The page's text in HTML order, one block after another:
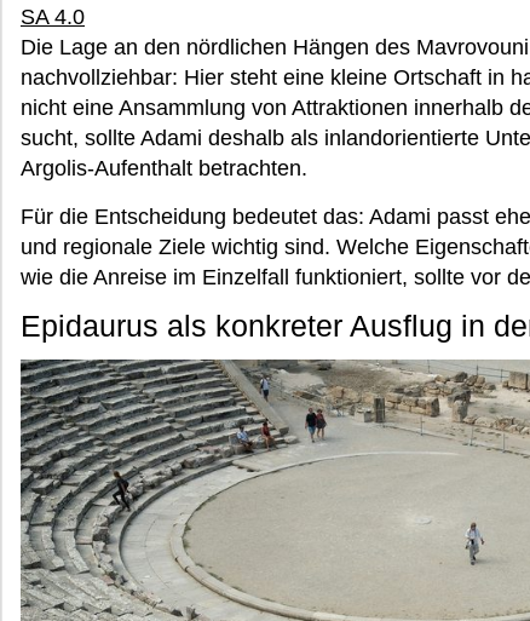
SA 4.0
Die Lage an den nördlichen Hängen des
nachvollziehbar: Hier steht eine kleine Ortschaft in
nicht eine Ansammlung von Attraktionen innerhalb
sucht, sollte Adami deshalb als inlandorientierte
Argolis-Aufenthalt betrachten.
Für die Entscheidung bedeutet das: Adami passt
und regionale Ziele wichtig sind. Welche
wie die Anreise im Einzelfall funktioniert, sollte vor
Epidaurus als konkreter Ausflug in